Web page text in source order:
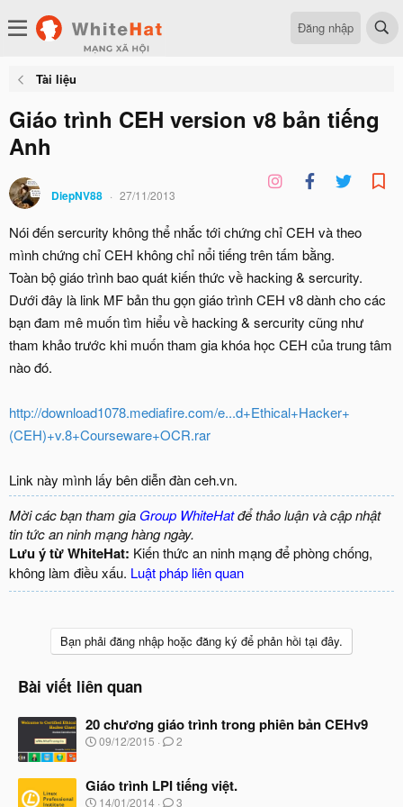
Đăng nhập
Tài liệu
Giáo trình CEH version v8 bản tiếng
Anh
DiepNV88 27/11/2013
Nói đến sercurity không thể nhắc tới chứng chỉ CEH và theo
mình chứng chỉ CEH không chỉ nổi tiếng trên tấm bằng.
Toàn bộ giáo trình bao quát kiến thức về hacking & sercurity.
Dưới đây là link MF bản thu gọn giáo trình CEH v8 dành cho các
bạn đam mê muốn tìm hiểu về hacking & sercurity cũng như
tham khảo trước khi muốn tham gia khóa học CEH của trung tâm
nào đó.
http://download1078.mediafire.com/e...d+Ethical+Hacker+
(CEH)+v.8+Courseware+OCR.rar
Link này mình lấy bên diễn đàn ceh.vn.
Mời các bạn tham gia Group WhiteHatđể thảo luận và cập nhật
tin tức an ninh mạng hàng ngày.
Lưu ý từ WhiteHat: Kiến thức an ninh mạng để phòng chống,
không làm điều xấu. Luật pháp liên quan
Bạn phải đăng nhập hoặc đăng ký để phản hồi tại đây.
Bài viết liên quan
20 chương giáo trình trong phiên bản CEHv9
N
y
b
09/12/2015 2
Giáo trình LPI tiếng việt.
N
14/01/2014 3